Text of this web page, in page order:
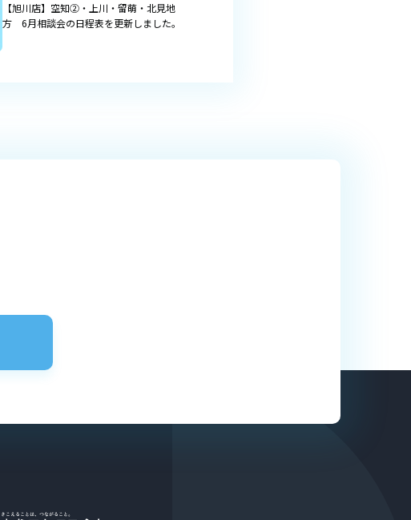
【旭川店】空知②・上川・留萌・北見地
方 6月相談会の日程表を更新しました。